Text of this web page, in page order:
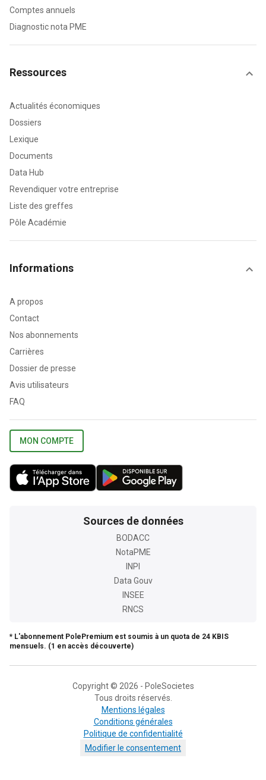
Comptes annuels
Diagnostic nota PME
Ressources
Actualités économiques
Dossiers
Lexique
Documents
Data Hub
Revendiquer votre entreprise
Liste des greffes
Pôle Académie
Informations
A propos
Contact
Nos abonnements
Carrières
Dossier de presse
Avis utilisateurs
FAQ
MON COMPTE
Sources de données
BODACC
NotaPME
INPI
Data Gouv
INSEE
RNCS
* L'abonnement PolePremium est soumis à un quota de 24 KBIS
mensuels. (1 en accès découverte)
Copyright © 2026 - PoleSocietes
Tous droits réservés.
Mentions légales
Conditions générales
Politique de confidentialité
Modifier le consentement